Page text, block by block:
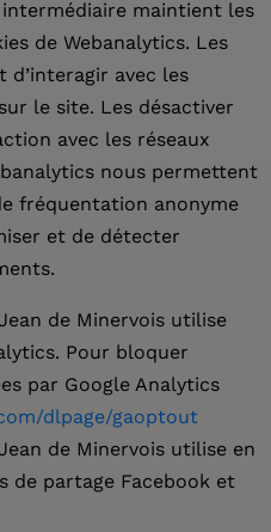
maintient les
de Webanalytics. Les
avec les
le site. Les désactiver
avec les réseaux
nous permettent
fréquentation anonyme
et de détecter
de Minervois utilise
Pour bloquer
par Google Analytics
dlpage/gaoptout
de Minervois utilise en
de partage Facebook et